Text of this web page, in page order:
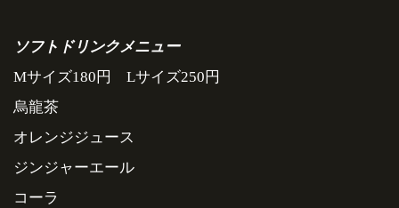
ソフトドリンクメニュー
Mサイズ180円 Lサイズ250円
烏龍茶
オレンジジュース
ジンジャーエール
コーラ